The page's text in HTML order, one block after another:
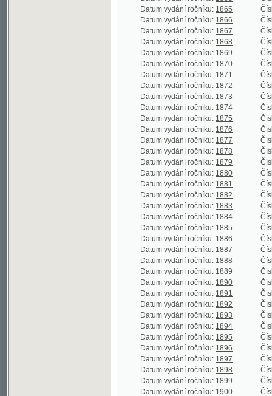
Datum vydání ročníku:1869 Číslo
Datum vydání ročníku:1870
Číslo
Datum vydání ročníku:1871 Číslo
Datum vydání ročníku:1872
Číslo
Datum vydání ročníku:1873
Číslo
Datum vydání ročníku:1874 Číslo
Datum vydání ročníku:1875
Číslo
Datum vydání ročníku:1876 Číslo
Datum vydání ročníku:1877
Číslo
Datum vydání ročníku:1878
Číslo
Datum vydání ročníku:1879
Číslo
Datum vydání ročníku:1880 Číslo
Datum vydání ročníku:1881 Číslo
Datum vydání ročníku:1882
Číslo
Datum vydání ročníku:1883
Číslo
Datum vydání ročníku:1884
Číslo
Datum vydání ročníku:1885
Číslo
Datum vydání ročníku:1886
Číslo
Datum vydání ročníku:1887 Číslo
Datum vydání ročníku:1888
Číslo
Datum vydání ročníku:1889 Číslo
Datum vydání ročníku:1890
Číslo
Datum vydání ročníku:1891
Číslo
Datum vydání ročníku:1892
Číslo
Datum vydání ročníku:1893
Číslo
Datum vydání ročníku:1894
Číslo
Datum vydání ročníku:1895
Číslo
Datum vydání ročníku:1896
Číslo
Datum vydání ročníku:1897
Číslo
Datum vydání ročníku:1898 Číslo
Datum vydání ročníku:1899
Číslo
Datum vydání ročníku:1900 Číslo
Datum vydání ročníku:1901
Číslo
Datum vydání ročníku:1902
Číslo
Datum vydání ročníku:1903
Číslo
Datum vydání ročníku:1904
Číslo
Datum vydání ročníku:1905
Číslo
Datum vydání ročníku:1906
Číslo
Datum vydání ročníku:1907
Číslo
Datum vydání ročníku:1908 Číslo